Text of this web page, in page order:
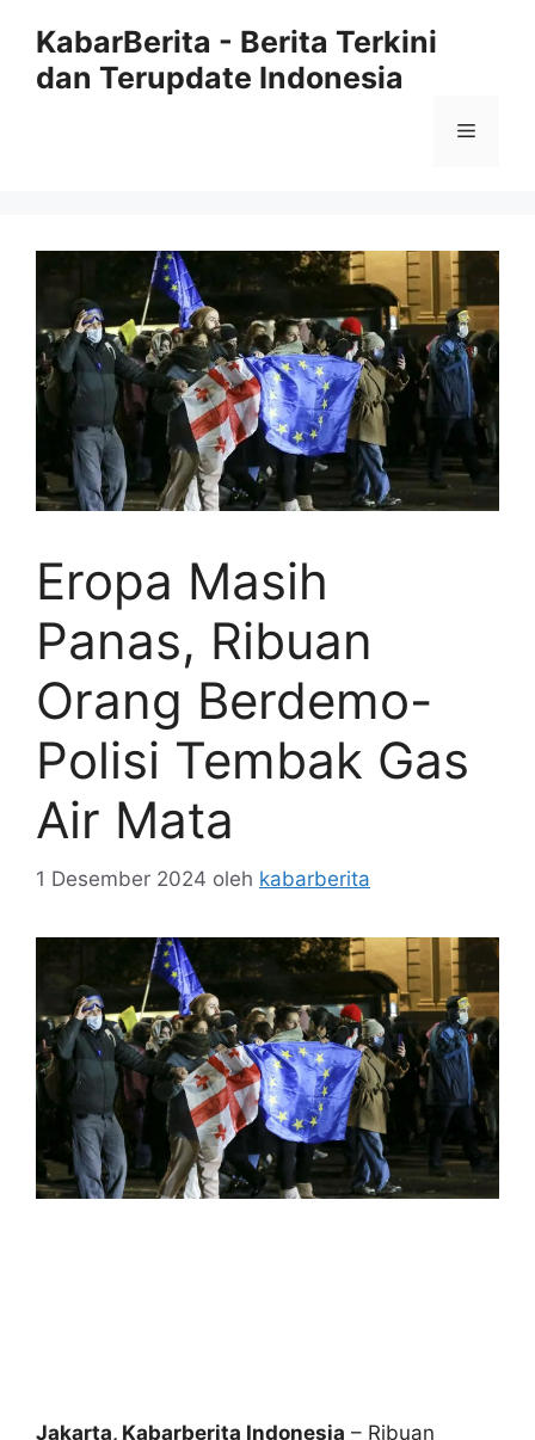
KabarBerita - Berita Terkini
dan Terupdate Indonesia
Menu
Eropa Masih
Panas, Ribuan
Orang Berdemo-
Polisi Tembak Gas
Air Mata
1 Desember 2024 oleh kabarberita
Jakarta, Kabarberita Indonesia – Ribuan